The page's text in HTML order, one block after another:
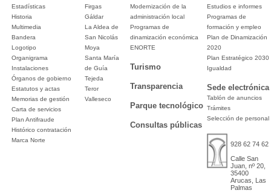
Estadísticas
Historia
Multimedia
Bandera
Logotipo
Organigrama
Instalaciones
Órganos de gobierno
Estatutos y actas
Memorias de gestión
Carta de servicios
Plan Antifraude
Histórico contratación
Marca Norte
Firgas
Gáldar
La Aldea de
San Nicolás
Moya
Santa María
de Guía
Tejeda
Teror
Valleseco
Modernización de la
administración local
Programas de
dinamización económica
ENORTE
Turismo
Transparencia
Parque tecnológico
Consultas públicas
Estudios e informes
Programas de
formación y empleo
Plan de Dinamización
2020
Plan Estratégico 2030
Igualdad
Sede electrónica
Tablón de anuncios
Trámites
Selección de personal
928 62 74 62
Calle San
Juan, nº 20,
35400
Arucas, Las
Palmas